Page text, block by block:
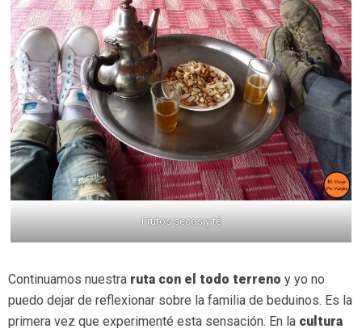
Frutos secos y té
Continuamos nuestra ruta con el todo terreno y yo no
puedo dejar de reflexionar sobre la familia de beduinos. Es la
primera vez que experimenté esta sensación. En la cultura